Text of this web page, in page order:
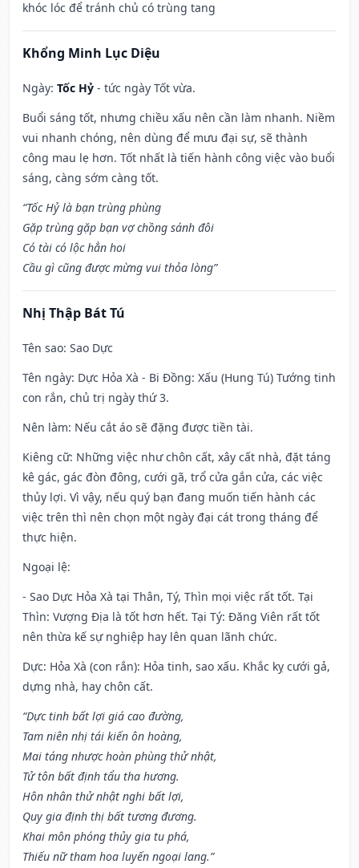
khóc lóc để tránh chủ có trùng tang
Khổng Minh Lục Diệu
Ngày: Tốc Hỷ - tức ngày Tốt vừa.
Buổi sáng tốt, nhưng chiều xấu nên cần làm nhanh. Niềm
vui nhanh chóng, nên dùng để mưu đại sự, sẽ thành
công mau lẹ hơn. Tốt nhất là tiến hành công việc vào buổi
sáng, càng sớm càng tốt.
“Tốc Hỷ là bạn trùng phùng
Gặp trùng gặp bạn vợ chồng sánh đôi
Có tài có lộc hẳn hoi
Cầu gì cũng được mừng vui thỏa lòng”
Nhị Thập Bát Tú
Tên sao: Sao Dực
Tên ngày: Dực Hỏa Xà - Bi Đồng: Xấu (Hung Tú) Tướng tinh
con rắn, chủ trị ngày thứ 3.
Nên làm: Nếu cắt áo sẽ đặng được tiền tài.
Kiêng cữ: Những việc như chôn cất, xây cất nhà, đặt táng
kê gác, gác đòn đông, cưới gã, trổ cửa gắn cửa, các việc
thủy lợi. Vì vậy, nếu quý bạn đang muốn tiến hành các
việc trên thì nên chọn một ngày đại cát trong tháng để
thực hiện.
Ngoại lệ:
- Sao Dực Hỏa Xà tại Thân, Tý, Thìn mọi việc rất tốt. Tại
Thìn: Vượng Địa là tốt hơn hết. Tại Tý: Đăng Viên rất tốt
nên thừa kế sự nghiệp hay lên quan lãnh chức.
Dực: Hỏa Xà (con rắn): Hỏa tinh, sao xấu. Khắc kỵ cưới gả,
dựng nhà, hay chôn cất.
“Dực tinh bất lợi giá cao đường,
Tam niên nhị tái kiến ôn hoàng,
Mai táng nhược hoàn phùng thử nhật,
Tử tôn bất định tẩu tha hương.
Hôn nhân thử nhật nghi bất lợi,
Quy gia định thị bất tương đương.
Khai môn phóng thủy gia tu phá,
Thiếu nữ tham hoa luyến ngoại lang.”